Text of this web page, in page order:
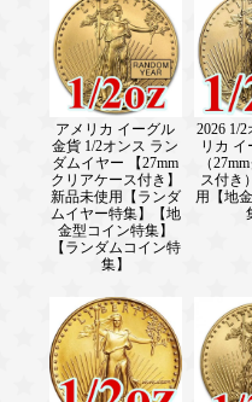
アメリカ イーグル
金貨 1/2オンス ラン
ダムイヤー 【27mm
クリアケース付き】
新品未使用【ランダ
ムイヤー特集】【地
金型コイン特集】
【ランダムコイン特
集】
2026 1/
リカ
（
ス付き
用【地